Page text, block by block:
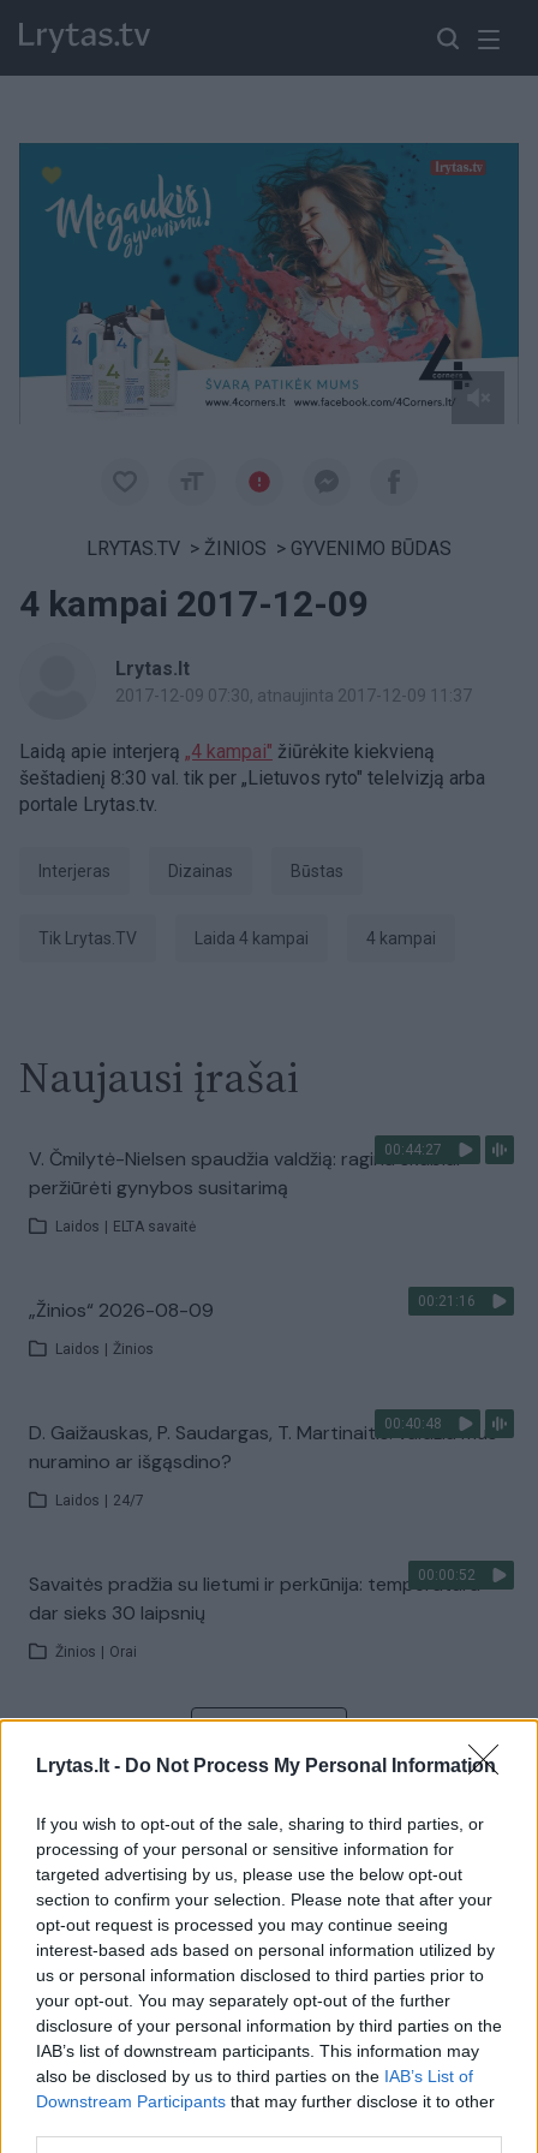
Lrytas.lt - Do Not Process My Personal Information
If you wish to opt-out of the sale, sharing to third parties, or
processing of your personal or sensitive information for
targeted advertising by us, please use the below opt-out
section to confirm your selection. Please note that after your
opt-out request is processed you may continue seeing
interest-based ads based on personal information utilized by
us or personal information disclosed to third parties prior to
your opt-out. You may separately opt-out of the further
disclosure of your personal information by third parties on the
IAB’s list of downstream participants. This information may
also be disclosed by us to third parties on the IAB’s List of
Downstream Participants that may further disclose it to other
Paremkite Ukrainą
LRYTAS.TV > ŽINIOS > GYVENIMO BŪDAS
4 kampai 2017-12-09
Lrytas.lt
2017-12-09 07:30, atnaujinta 2017-12-09 11:37
Laidą apie interjerą „4 kampai" žiūrėkite kiekvieną
šeštadienį 8:30 val. tik per „Lietuvos ryto" telelvizją arba
portale Lrytas.tv.
Interjeras Dizainas Būstas
tik Lrytas.TV Laida 4 kampai 4 kampai
Naujausi įrašai
00:44:27
V. Čmilytė-Nielsen spaudžia valdžią: ragina skubiai
peržiūrėti gynybos susitarimą
Laidos ELTA savaitė
00:21:16
„Žinios“ 2026-08-09
Laidos Žinios
00:40:48
D. Gaižauskas, P. Saudargas, T. Martinaitis: valdžia mus
nuramino ar išgąsdino?
Laidos 24/7
00:00:52
Savaitės pradžia su lietumi ir perkūnija: temperatūra
dar sieks 30 laipsnių
Žinios Orai
Žiūrimiausi įrašai
00:00:30
Vaizdai iš tragiškos avarijos Vilniaus r.: dviejų moterų ir
vaiko gyvybių išgelbėti nepavyko
Žinios | Lietuvos diena
00:00:57
Savaitės vidurys nusimato karštas: temperatūra kils iki
32 laipsnių šilumos